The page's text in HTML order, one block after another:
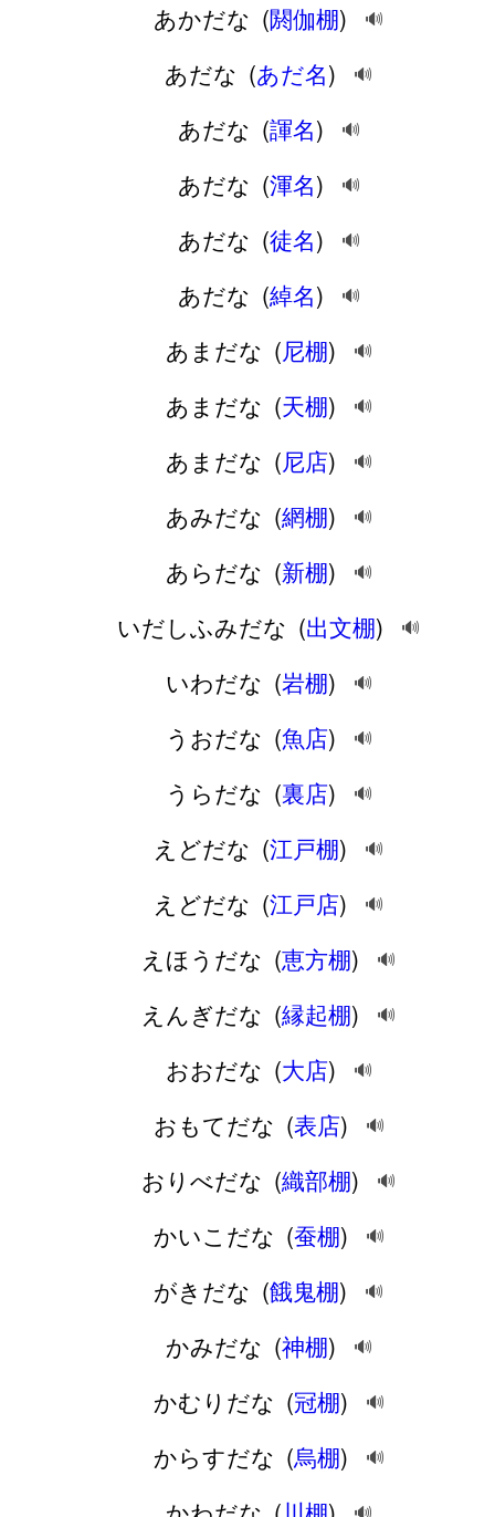
あかだな (閼伽棚) 🔊
あだな (あだ名) 🔊
あだな (諢名) 🔊
あだな (渾名) 🔊
あだな (徒名) 🔊
あだな (綽名) 🔊
あまだな (尼棚) 🔊
あまだな (天棚) 🔊
あまだな (尼店) 🔊
あみだな (網棚) 🔊
あらだな (新棚) 🔊
いだしふみだな (出文棚) 🔊
いわだな (岩棚) 🔊
うおだな (魚店) 🔊
うらだな (裏店) 🔊
えどだな (江戸棚) 🔊
えどだな (江戸店) 🔊
えほうだな (恵方棚) 🔊
えんぎだな (縁起棚) 🔊
おおだな (大店) 🔊
おもてだな (表店) 🔊
おりべだな (織部棚) 🔊
かいこだな (蚕棚) 🔊
がきだな (餓鬼棚) 🔊
かみだな (神棚) 🔊
かむりだな (冠棚) 🔊
からすだな (烏棚) 🔊